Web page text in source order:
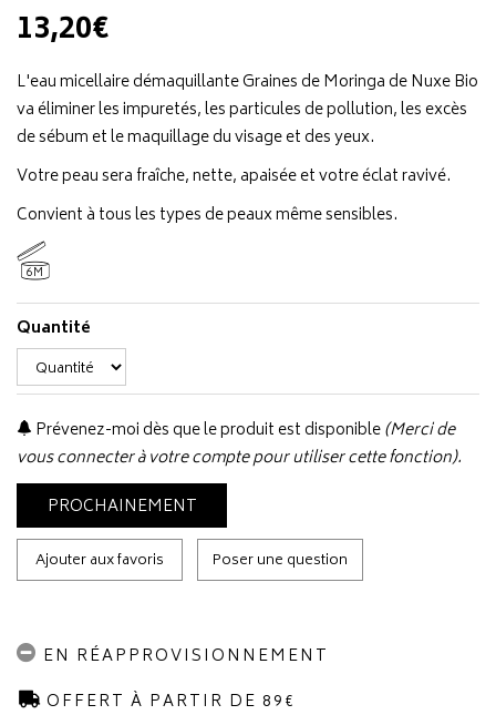
13,20€
L'eau micellaire démaquillante Graines de Moringa de Nuxe Bio
va éliminer les impuretés, les particules de pollution, les excès
de sébum et le maquillage du visage et des yeux.
Votre peau sera fraîche, nette, apaisée et votre éclat ravivé.
Convient à tous les types de peaux même sensibles.
6M
Quantité
Prévenez-moi dès que le produit est disponible(Merci de
vous connecter à votre compte pour utiliser cette fonction).
PROCHAINEMENT
Ajouter aux favoris Poser une question
EN RÉAPPROVISIONNEMENT
OFFERT À PARTIR DE 89€